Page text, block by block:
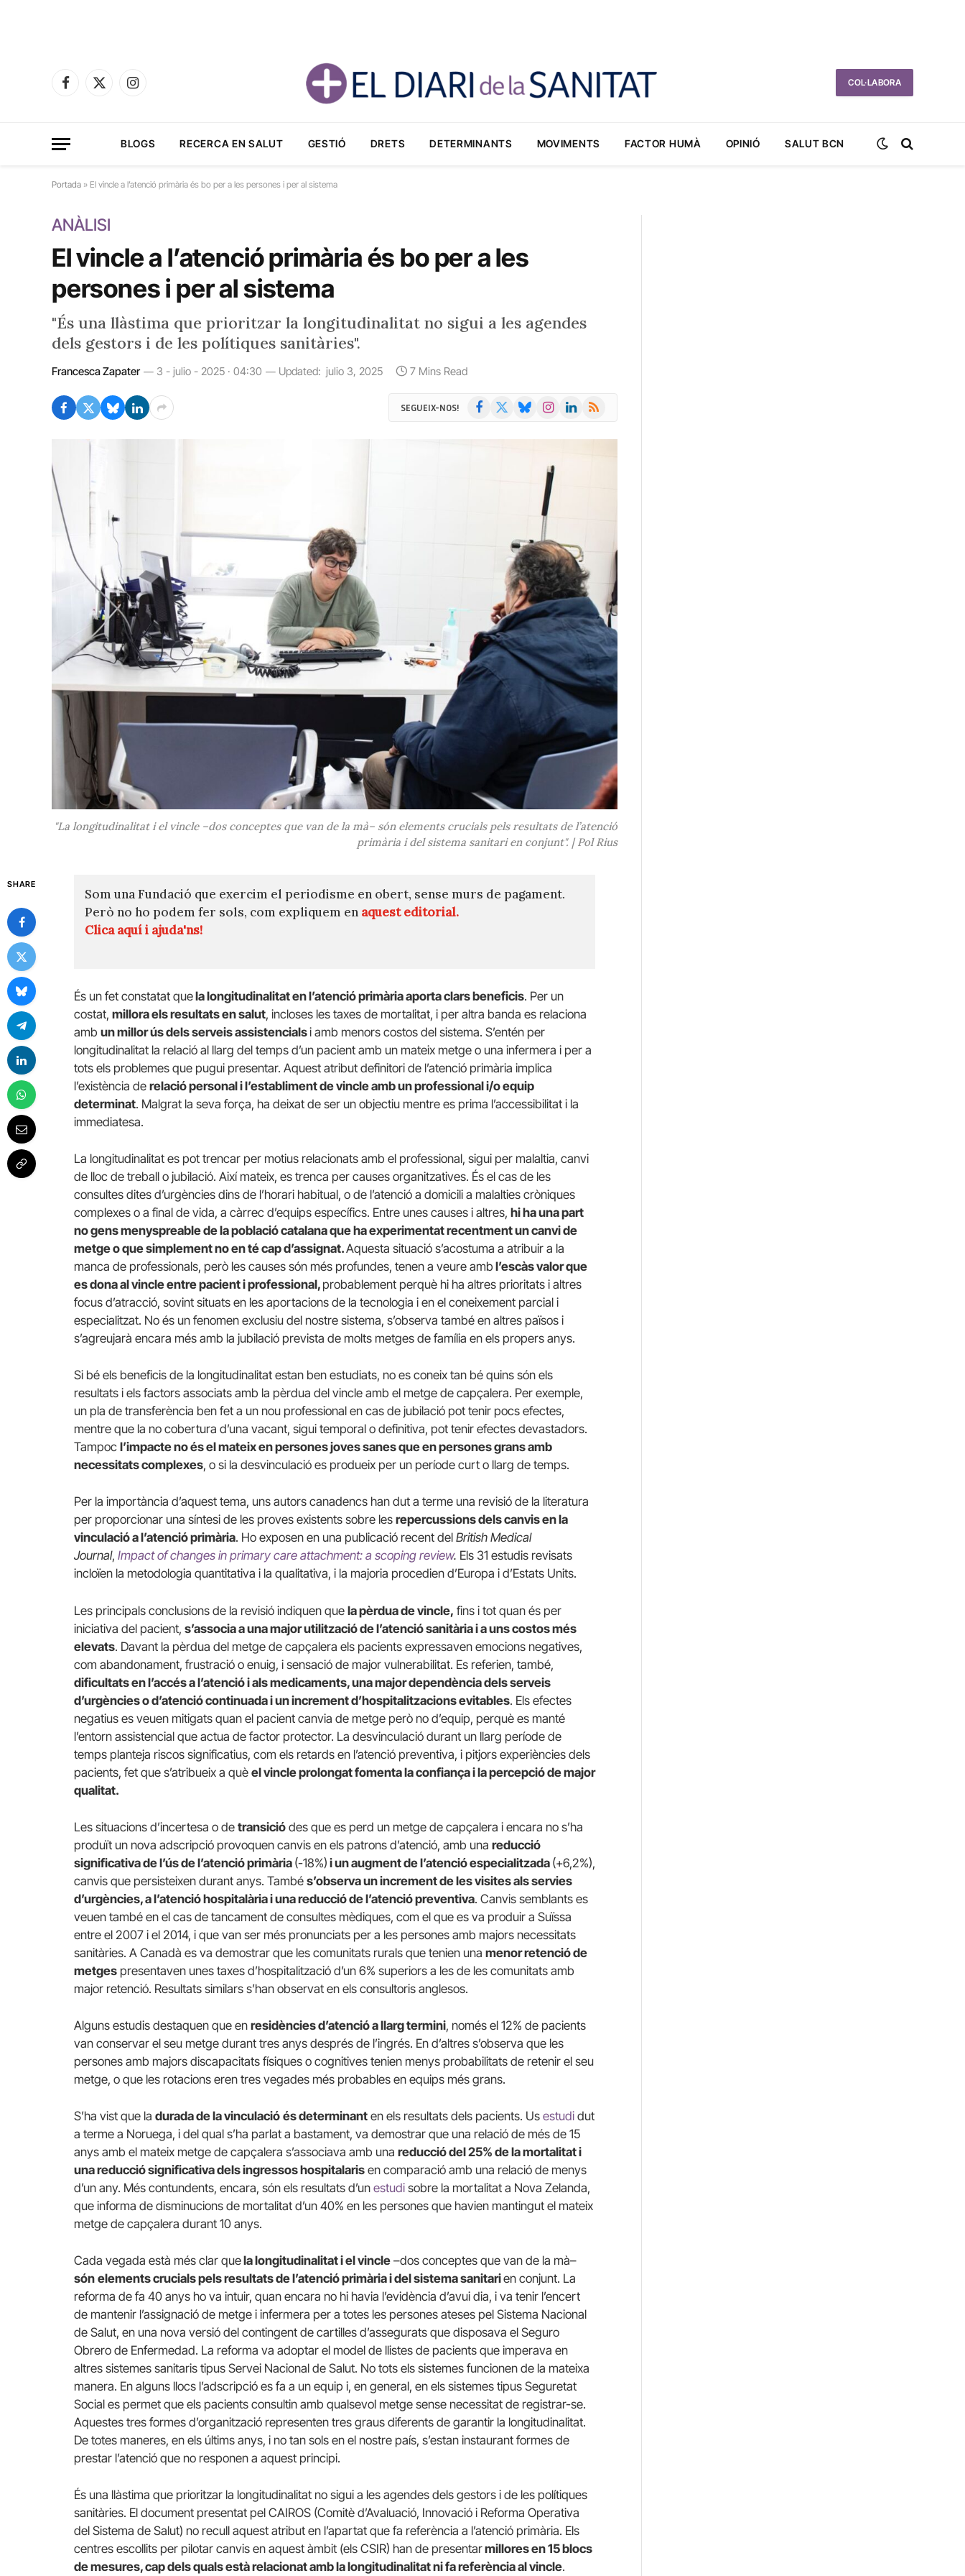
Facebook
X
Instagram
COL·LABORA
BLOGS RECERCA EN SALUT GESTIÓ DRETS DETERMINANTS MOVIMENTS FACTOR HUMÀ OPINIÓ SALUT BCN
Portada » El vincle a l’atenció primària és bo per a les persones i per al sistema
ANÀLISI
El vincle a l’atenció primària és bo per a les
persones i per al sistema
"És una llàstima que prioritzar la longitudinalitat no sigui a les agendes
dels gestors i de les polítiques sanitàries".
Francesca Zapater 3 - julio - 2025 · 04:30 Updated: julio 3, 2025 7 Mins Read
SEGUEIX-NOS! Facebook BlueskyInstagramLinkedIn
RSS
"La longitudinalitat i el vincle –dos conceptes que van de la mà– són elements crucials pels resultats de l’atenció
primària i del sistema sanitari en conjunt". | Pol Rius
SHARE
Som una Fundació que exercim el periodisme en obert, sense murs de pagament.
Però no ho podem fer sols, com expliquem en aquest editorial.
Clica aquí i ajuda'ns!
És un fet constatat quela longitudinalitat en l’atenció primària aporta clars beneficis. Per un
costat, millora els resultats en salut, incloses les taxes de mortalitat, i per altra banda es relaciona
amb un millor ús dels serveis assistencialsi amb menors costos del sistema. S’entén per
longitudinalitat la relació al llarg del temps d’un pacient amb un mateix metge o una infermera i per a
tots els problemes que pugui presentar. Aquest atribut definitori de l’atenció primària implica
l’existència de relació personal i l’establiment de vincle amb un professional i/o equip
determinat. Malgrat la seva força, ha deixat de ser un objectiu mentre es prima l’accessibilitat i la
immediatesa.
La longitudinalitat es pot trencar per motius relacionats amb el professional, sigui per malaltia, canvi
de lloc de treball o jubilació. Així mateix, es trenca per causes organitzatives. És el cas de les
consultes dites d’urgències dins de l’horari habitual, o de l’atenció a domicili a malalties cròniques
complexes o a final de vida, a càrrec d’equips específics. Entre unes causes i altres, hi ha una part
no gens menyspreable de la població catalana que ha experimentat recentment un canvi de
metge o que simplement no en té cap d’assignat.Aquesta situació s’acostuma a atribuir a la
manca de professionals, però les causes són més profundes, tenen a veure amb l’escàs valor que
es dona al vincle entre pacient i professional, probablement perquè hi ha altres prioritats i altres
focus d’atracció, sovint situats en les aportacions de la tecnologia i en el coneixement parcial i
especialitzat. No és un fenomen exclusiu del nostre sistema, s’observa també en altres països i
s’agreujarà encara més amb la jubilació prevista de molts metges de família en els propers anys.
Si bé els beneficis de la longitudinalitat estan ben estudiats, no es coneix tan bé quins són els
resultats i els factors associats amb la pèrdua del vincle amb el metge de capçalera. Per exemple,
un pla de transferència ben fet a un nou professional en cas de jubilació pot tenir pocs efectes,
mentre que la no cobertura d’una vacant, sigui temporal o definitiva, pot tenir efectes devastadors.
Tampoc l’impacte no és el mateix en persones joves sanes que en persones grans amb
necessitats complexes, o si la desvinculació es produeix per un període curt o llarg de temps.
Per la importància d’aquest tema, uns autors canadencs han dut a terme una revisió de la literatura
per proporcionar una síntesi de les proves existents sobre les repercussions dels canvis en la
vinculació a l’atenció primària. Ho exposen en una publicació recent del British Medical
Journal, Impact of changes in primary care attachment: a scoping review. Els 31 estudis revisats
incloïen la metodologia quantitativa i la qualitativa, i la majoria procedien d’Europa i d’Estats Units.
Les principals conclusions de la revisió indiquen que la pèrdua de vincle, fins i tot quan és per
iniciativa del pacient, s’associa a una major utilització de l’atenció sanitària i a uns costos més
elevats. Davant la pèrdua del metge de capçalera els pacients expressaven emocions negatives,
com abandonament, frustració o enuig, i sensació de major vulnerabilitat. Es referien, també,
dificultats en l’accés a l’atenció i als medicaments, una major dependència dels serveis
d’urgències o d’atenció continuada i un increment d’hospitalitzacions evitables. Els efectes
negatius es veuen mitigats quan el pacient canvia de metge però no d’equip, perquè es manté
l’entorn assistencial que actua de factor protector. La desvinculació durant un llarg període de
temps planteja riscos significatius, com els retards en l’atenció preventiva, i pitjors experiències dels
pacients, fet que s’atribueix a què el vincle prolongat fomenta la confiança i la percepció de major
qualitat.
Les situacions d’incertesa o de transició des que es perd un metge de capçalera i encara no s’ha
produït un nova adscripció provoquen canvis en els patrons d’atenció, amb una reducció
significativa de l’ús de l’atenció primària (-18%) i un augment de l’atenció especialitzada (+6,2%),
canvis que persisteixen durant anys. També s’observa un increment de les visites als servies
d’urgències, a l’atenció hospitalària i una reducció de l’atenció preventiva. Canvis semblants es
veuen també en el cas de tancament de consultes mèdiques, com el que es va produir a Suïssa
entre el 2007 i el 2014, i que van ser més pronunciats per a les persones amb majors necessitats
sanitàries. A Canadà es va demostrar que les comunitats rurals que tenien una menor retenció de
metges presentaven unes taxes d’hospitalització d’un 6% superiors a les de les comunitats amb
major retenció. Resultats similars s’han observat en els consultoris anglesos.
Alguns estudis destaquen que en residències d’atenció a llarg termini, només el 12% de pacients
van conservar el seu metge durant tres anys després de l’ingrés. En d’altres s’observa que les
persones amb majors discapacitats físiques o cognitives tenien menys probabilitats de retenir el seu
metge, o que les rotacions eren tres vegades més probables en equips més grans.
S’ha vist que la durada de la vinculació és determinant en els resultats dels pacients. Us estudi dut
a terme a Noruega, i del qual s’ha parlat a bastament, va demostrar que una relació de més de 15
anys amb el mateix metge de capçalera s’associava amb una reducció del 25% de la mortalitat i
una reducció significativa dels ingressos hospitalaris en comparació amb una relació de menys
d’un any. Més contundents, encara, són els resultats d’un estudi sobre la mortalitat a Nova Zelanda,
que informa de disminucions de mortalitat d’un 40% en les persones que havien mantingut el mateix
metge de capçalera durant 10 anys.
Cada vegada està més clar quela longitudinalitat i el vincle –dos conceptes que van de la mà–
són elements crucials pels resultats de l’atenció primària i del sistema sanitarien conjunt. La
reforma de fa 40 anys ho va intuir, quan encara no hi havia l’evidència d’avui dia, i va tenir l’encert
de mantenir l’assignació de metge i infermera per a totes les persones ateses pel Sistema Nacional
de Salut, en una nova versió del contingent de cartilles d’assegurats que disposava el Seguro
Obrero de Enfermedad. La reforma va adoptar el model de llistes de pacients que imperava en
altres sistemes sanitaris tipus Servei Nacional de Salut. No tots els sistemes funcionen de la mateixa
manera. En alguns llocs l’adscripció es fa a un equip i, en general, en els sistemes tipus Seguretat
Social es permet que els pacients consultin amb qualsevol metge sense necessitat de registrar-se.
Aquestes tres formes d’organització representen tres graus diferents de garantir la longitudinalitat.
De totes maneres, en els últims anys, i no tan sols en el nostre país, s’estan instaurant formes de
prestar l’atenció que no responen a aquest principi.
És una llàstima que prioritzar la longitudinalitat no sigui a les agendes dels gestors i de les polítiques
sanitàries. El document presentat pel CAIROS (Comitè d’Avaluació, Innovació i Reforma Operativa
del Sistema de Salut) no recull aquest atribut en l’apartat que fa referència a l’atenció primària. Els
centres escollits per pilotar canvis en aquest àmbit (els CSIR) han de presentarmillores en 15 blocs
de mesures, cap dels quals està relacionat amb la longitudinalitat ni fa referència al vincle.